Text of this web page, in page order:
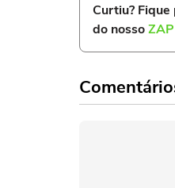
Curtiu?
do nossoZAP